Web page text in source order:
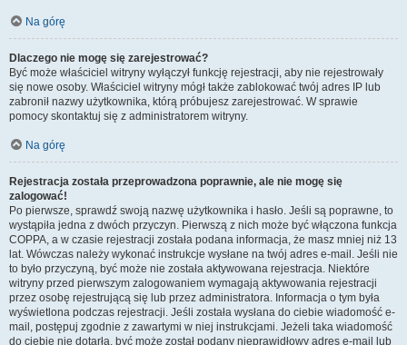
Na górę
Dlaczego nie mogę się zarejestrować?
Być może właściciel witryny wyłączył funkcję rejestracji, aby nie rejestrowały
się nowe osoby. Właściciel witryny mógł także zablokować twój adres IP lub
zabronił nazwy użytkownika, którą próbujesz zarejestrować. W sprawie
pomocy skontaktuj się z administratorem witryny.
Na górę
Rejestracja została przeprowadzona poprawnie, ale nie mogę się
zalogować!
Po pierwsze, sprawdź swoją nazwę użytkownika i hasło. Jeśli są poprawne, to
wystąpiła jedna z dwóch przyczyn. Pierwszą z nich może być włączona funkcja
COPPA, a w czasie rejestracji została podana informacja, że masz mniej niż 13
lat. Wówczas należy wykonać instrukcje wysłane na twój adres e-mail. Jeśli nie
to było przyczyną, być może nie została aktywowana rejestracja. Niektóre
witryny przed pierwszym zalogowaniem wymagają aktywowania rejestracji
przez osobę rejestrującą się lub przez administratora. Informacja o tym była
wyświetlona podczas rejestracji. Jeśli została wysłana do ciebie wiadomość e-
mail, postępuj zgodnie z zawartymi w niej instrukcjami. Jeżeli taka wiadomość
do ciebie nie dotarła, być może został podany nieprawidłowy adres e-mail lub